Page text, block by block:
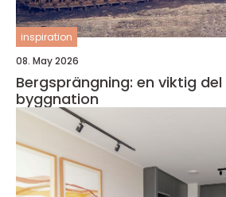
inspiration
08. May 2026
Bergsprängning: en viktig
byggnation